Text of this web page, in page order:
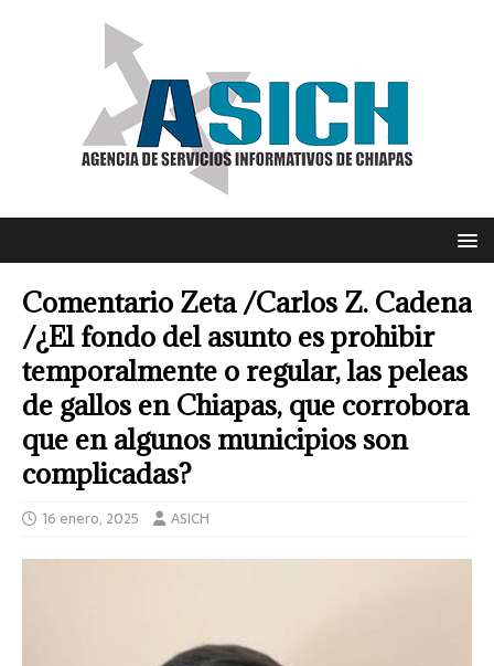
Comentario Zeta /Carlos Z. Cadena
/¿El fondo del asunto es prohibir
temporalmente o regular, las peleas
de gallos en Chiapas, que corrobora
que en algunos municipios son
complicadas?
16 enero, 2025 ASICH